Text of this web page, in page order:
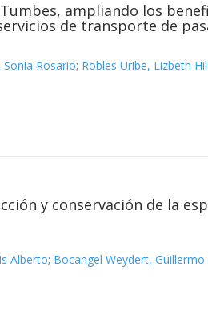
ampliando los
de transporte de
Sonia Rosario; Robles Uribe, Lizbeth
y conservación de la
Alberto; Bocangel Weydert,